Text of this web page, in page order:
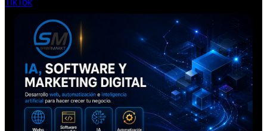
TikTok